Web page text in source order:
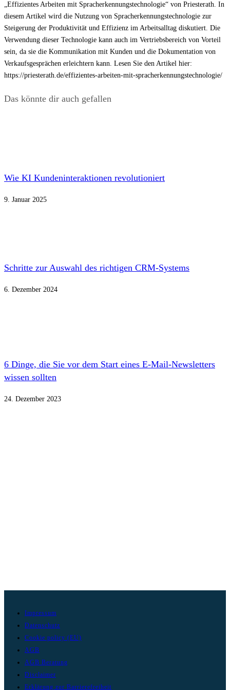
„Effizientes Arbeiten mit Spracherkennungstechnologie“ von Priesterath. In
diesem Artikel wird die Nutzung von Spracherkennungstechnologie zur
Steigerung der Produktivität und Effizienz im Arbeitsalltag diskutiert. Die
Verwendung dieser Technologie kann auch im Vertriebsbereich von Vorteil
sein, da sie die Kommunikation mit Kunden und die Dokumentation von
Verkaufsgesprächen erleichtern kann. Lesen Sie den Artikel hier:
https://priesterath.de/effizientes-arbeiten-mit-spracherkennungstechnologie/
Das könnte dir auch gefallen
Wie KI Kundeninteraktionen revolutioniert
9. Januar 2025
Schritte zur Auswahl des richtigen CRM-Systems
6. Dezember 2024
6 Dinge, die Sie vor dem Start eines E-Mail-Newsletters
wissen sollten
24. Dezember 2023
Impressum
Datenschutz
Cookie policy (EU)
AGB
AGB Beratung
Disclaimer
Erklärung zur Barrierefreiheit